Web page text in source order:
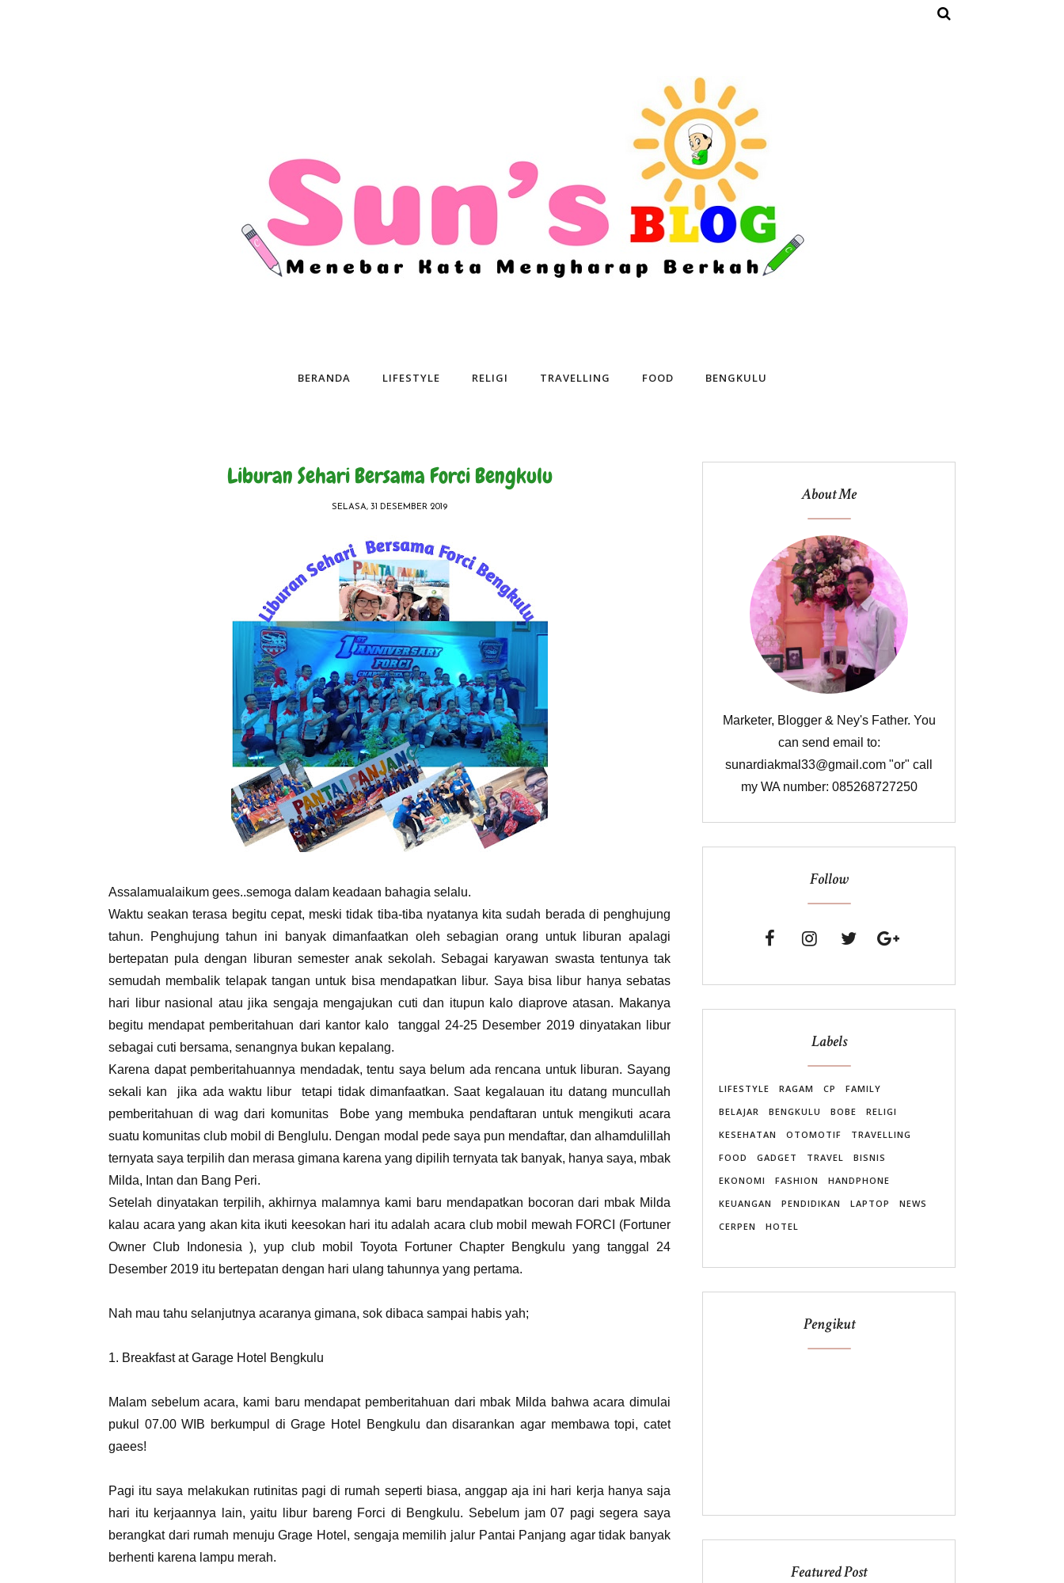
BERANDA LIFESTYLE RELIGI TRAVELLING FOOD BENGKULU
Liburan Sehari Bersama Forci Bengkulu
SELASA, 31 DESEMBER 2019
Assalamualaikum gees..semoga dalam keadaan bahagia selalu.
Waktu seakan terasa begitu cepat, meski tidak tiba-tiba nyatanya kita sudah berada di penghujung
tahun. Penghujung tahun ini banyak dimanfaatkan oleh sebagian orang untuk liburan apalagi
bertepatan pula dengan liburan semester anak sekolah. Sebagai karyawan swasta tentunya tak
semudah membalik telapak tangan untuk bisa mendapatkan libur. Saya bisa libur hanya sebatas
hari libur nasional atau jika sengaja mengajukan cuti dan itupun kalo diaprove atasan. Makanya
begitu mendapat pemberitahuan dari kantor kalo tanggal 24-25 Desember 2019 dinyatakan libur
sebagai cuti bersama, senangnya bukan kepalang.
Karena dapat pemberitahuannya mendadak, tentu saya belum ada rencana untuk liburan. Sayang
sekali kan jika ada waktu libur tetapi tidak dimanfaatkan. Saat kegalauan itu datang muncullah
pemberitahuan di wag dari komunitas Bobe yang membuka pendaftaran untuk mengikuti acara
suatu komunitas club mobil di Benglulu. Dengan modal pede saya pun mendaftar, dan alhamdulillah
ternyata saya terpilih dan merasa gimana karena yang dipilih ternyata tak banyak, hanya saya, mbak
Milda, Intan dan Bang Peri.
Setelah dinyatakan terpilih, akhirnya malamnya kami baru mendapatkan bocoran dari mbak Milda
kalau acara yang akan kita ikuti keesokan hari itu adalah acara club mobil mewah FORCI (Fortuner
Owner Club Indonesia ), yup club mobil Toyota Fortuner Chapter Bengkulu yang tanggal 24
Desember 2019 itu bertepatan dengan hari ulang tahunnya yang pertama.
Nah mau tahu selanjutnya acaranya gimana, sok dibaca sampai habis yah;
1. Breakfast at Garage Hotel Bengkulu
Malam sebelum acara, kami baru mendapat pemberitahuan dari mbak Milda bahwa acara dimulai
pukul 07.00 WIB berkumpul di Grage Hotel Bengkulu dan disarankan agar membawa topi, catet
gaees!
Pagi itu saya melakukan rutinitas pagi di rumah seperti biasa, anggap aja ini hari kerja hanya saja
hari itu kerjaannya lain, yaitu libur bareng Forci di Bengkulu. Sebelum jam 07 pagi segera saya
berangkat dari rumah menuju Grage Hotel, sengaja memilih jalur Pantai Panjang agar tidak banyak
berhenti karena lampu merah.
About Me
Marketer, Blogger & Ney's Father. You
can send email to:
sunardiakmal33@gmail.com "or" call
my WA number: 085268727250
Follow
Labels
LIFESTYLE RAGAM CP
FAMILY
BELAJAR
BENGKULU BOBE
RELIGI
KESEHATAN
OTOMOTIF
TRAVELLING
FOOD
GADGET TRAVEL
BISNIS
EKONOMI
FASHION
HANDPHONE
KEUANGAN
PENDIDIKAN LAPTOP
NEWS
CERPEN
HOTEL
Pengikut
Featured Post